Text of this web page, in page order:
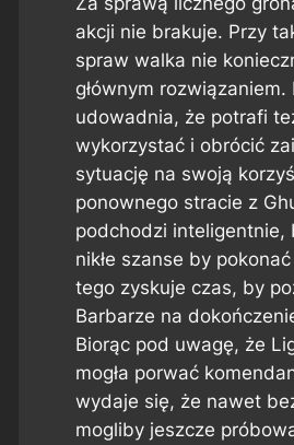
akcji nie brakuje. Przy
spraw walka nie
głównym rozwiązaniem.
udowadnia, że potrafi
wykorzystać i obrócić
sytuację na swoją
ponownego stracie z
podchodzi inteligentnie,
nikłe szanse by
tego zyskuje czas, by
Barbarze na
Biorąc pod uwagę, że
mogła porwać
wydaje się, że nawet
mogliby jeszcze